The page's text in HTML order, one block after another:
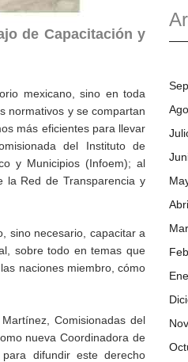
de Capacitación y
mexicano, sino en toda
normativos y se compartan
más eficientes para llevar
del Instituto de
y Municipios (Infoem); al
la Red de Transparencia y
sino necesario, capacitar a
sobre todo en temas que
naciones miembro, cómo
Comisionadas del
nueva Coordinadora de
difundir este derecho